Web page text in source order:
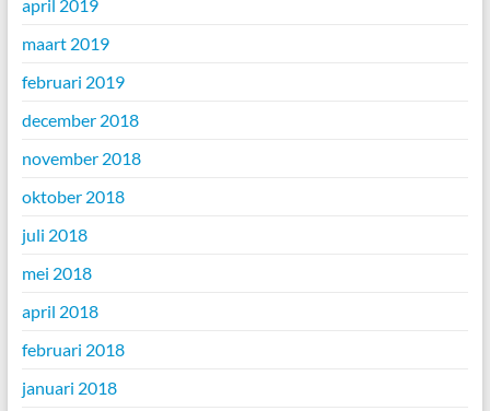
april 2019
maart 2019
februari 2019
december 2018
november 2018
oktober 2018
juli 2018
mei 2018
april 2018
februari 2018
januari 2018